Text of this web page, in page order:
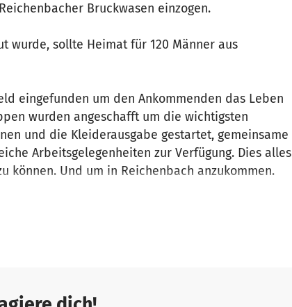
Bruckwasen einzogen.
wurde, sollte Heimat für 120 Männer aus
eingefunden um den Ankommenden das Leben
wurden angeschafft um die wichtigsten
und die Kleiderausgabe gestartet, gemeinsame
Arbeitsgelegenheiten zur Verfügung. Dies alles
können. Und um in Reichenbach anzukommen.
als Flüchtling, suchen eine Wohnung und einen